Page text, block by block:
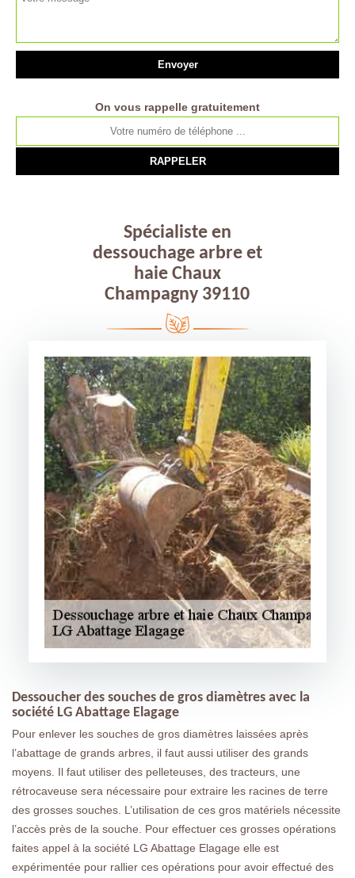
On vous rappelle gratuitement
Spécialiste en
dessouchage arbre et
haie Chaux
Champagny 39110
Dessoucher des souches de gros diamètres avec la
société LG Abattage Elagage
Pour enlever les souches de gros diamètres laissées après
l’abattage de grands arbres, il faut aussi utiliser des grands
moyens. Il faut utiliser des pelleteuses, des tracteurs, une
rétrocaveuse sera nécessaire pour extraire les racines de terre
des grosses souches. L’utilisation de ces gros matériels nécessite
l’accès près de la souche. Pour effectuer ces grosses opérations
faites appel à la société LG Abattage Elagage elle est
expérimentée pour rallier ces opérations pour avoir effectué des